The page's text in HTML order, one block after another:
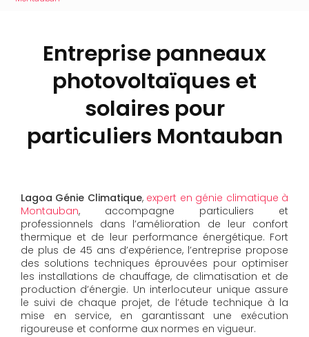
Entreprise panneaux
photovoltaïques et
solaires pour
particuliers Montauban
Lagoa Génie Climatique, expert en génie climatique à
Montauban, accompagne particuliers et
professionnels dans l’amélioration de leur confort
thermique et de leur performance énergétique. Fort
de plus de 45 ans d’expérience, l’entreprise propose
des solutions techniques éprouvées pour optimiser
les installations de chauffage, de climatisation et de
production d’énergie. Un interlocuteur unique assure
le suivi de chaque projet, de l’étude technique à la
mise en service, en garantissant une exécution
rigoureuse et conforme aux normes en vigueur.